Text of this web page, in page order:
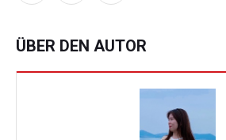
ÜBER DEN AUTOR